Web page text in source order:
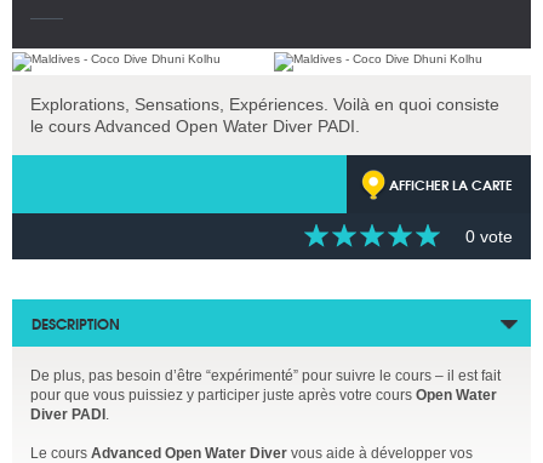
Explorations, Sensations, Expériences. Voilà en quoi consiste
le cours Advanced Open Water Diver PADI.
AFFICHER LA CARTE
0 vote
DESCRIPTION
De plus, pas besoin d’être “expérimenté” pour suivre le cours – il est fait
pour que vous puissiez y participer juste après votre cours Open Water
Diver PADI .
Le cours Advanced Open Water Diver vous aide à développer vos